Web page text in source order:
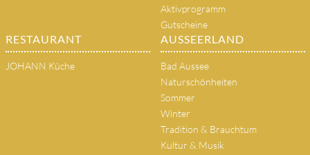
Aktivprogramm
Gutscheine
RESTAURANT
JOHANN Küche
AUSSEERLAND
Bad Aussee
Naturschönheiten
Sommer
Winter
Tradition & Brauchtum
Kultur & Musik